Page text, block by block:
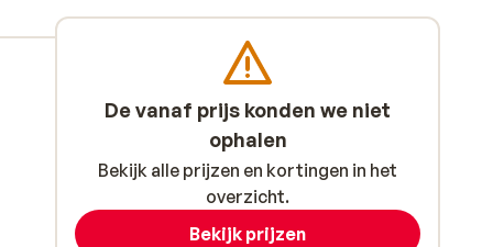
De vanaf prijs konden we niet
ophalen
Bekijk alle prijzen en kortingen in het
overzicht.
Bekijk prijzen